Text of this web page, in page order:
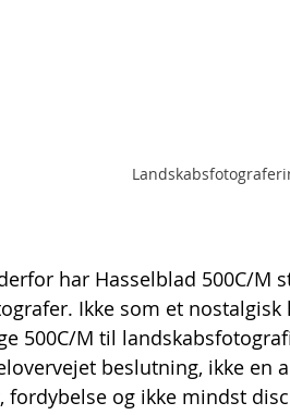
har Hasselblad 500C/M
Ikke som et
500C/M til
beslutning, ikke en
og ikke mindst